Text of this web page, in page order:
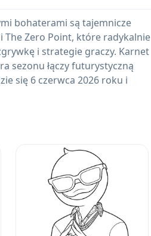
bohaterami są tajemnicze
The Zero Point, które radykalnie
i strategie graczy. Karnet
sezonu łączy futurystyczną
się 6 czerwca 2026 roku i